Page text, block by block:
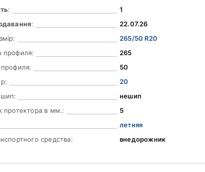
:
1
:
22.07.26
265/50 R20
профиля:
265
50
20
нешип
протектора в мм.:
5
летняя
средства:
внедорожник